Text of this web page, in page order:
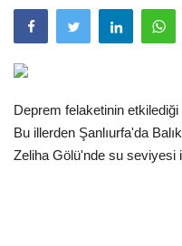
TVNET
TOPLUM
Seri İlanlar
Deprem felaketinin
Bu illerden Şanlıurfa'da
Zeliha Gölü'nde su seviyesi